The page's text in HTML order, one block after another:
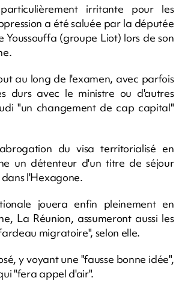
irritante pour les
a été saluée par la députée
Youssouffa (groupe Liot) lors de son
au long de l'examen, avec parfois
durs avec le ministre ou d'autres
"un changement de cap capital"
du visa territorialisé en
un détenteur d'un titre de séjour
l'Hexagone.
jouera enfin pleinement en
La Réunion, assumeront aussi les
migratoire", selon elle.
y voyant une "fausse bonne idée",
"fera appel d'air".